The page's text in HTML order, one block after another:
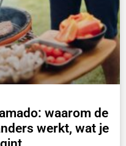
waarom de
werkt, wat je